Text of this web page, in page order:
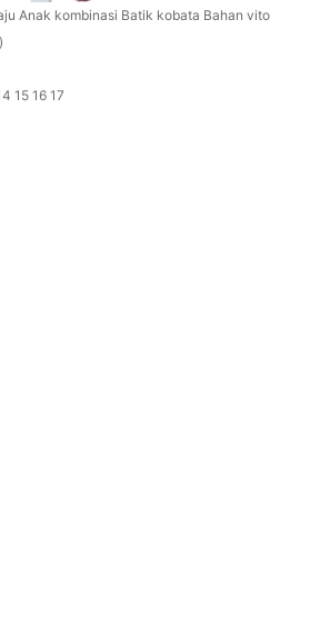
Anak kombinasi Batik kobata Bahan vito
15 16 17